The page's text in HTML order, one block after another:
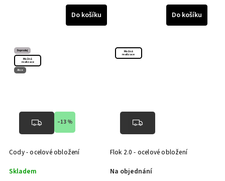
Do košíku Do košíku
Doprodej
Možná
realizace
Akce
–13 %
Cody - ocelové obložení
Skladem
Možná
realizace
Flok 2.0 - ocelové obložení
Na objednání